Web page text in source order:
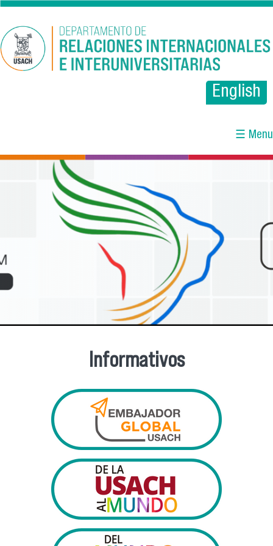
Pasar al contenido principal
English
☰ Menu
Informativos